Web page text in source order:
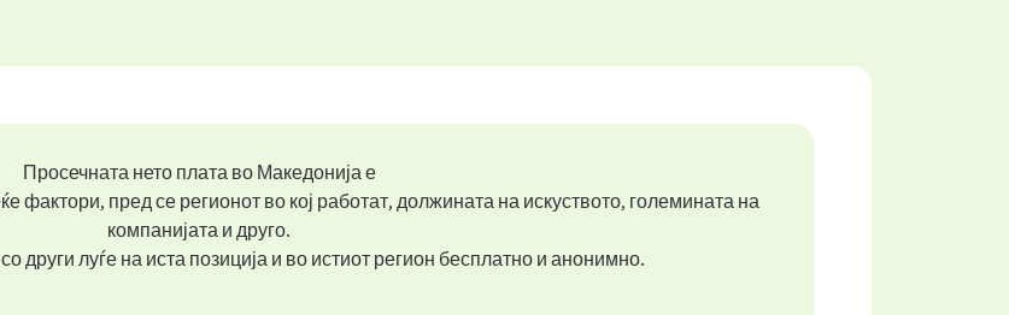
Просечната нето плата во Македонија е
фактори, пред се регионот во кој работат, должината на искуството, големината на
компанијата и друго.
други луѓе на иста позиција и во истиот регион бесплатно и анонимно.